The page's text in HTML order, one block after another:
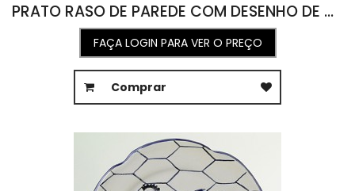
PRATO RASO DE PAREDE COM DESENHO DE GALO COLORIDO 24,5D
FAÇA LOGIN PARA VER O PREÇO
Comprar